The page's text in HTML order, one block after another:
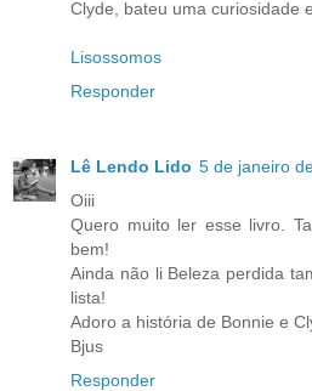
Clyde, bateu uma curiosidade
Lisossomos
Responder
Lê Lendo Lido 5 de janeiro
Oiii
Quero muito ler esse livro.
bem!
Ainda não li Beleza perdida
lista!
Adoro a história de Bonnie e
Bjus
Responder